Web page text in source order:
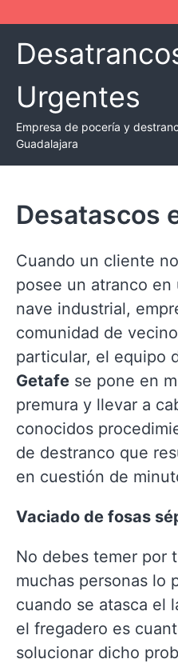
content
Urgentes
Empresa de pocería y
Guadalajara
Desatascos
Cuando un cliente
posee un atranco en
nave industrial,
comunidad de
particular, el equipo
Getafe se pone en
premura y llevar a
conocidos
de destranco que
en cuestión de
Vaciado de fosas
No debes temer por
muchas personas lo
cuando se atasca el
el fregadero es
solucionar dicho